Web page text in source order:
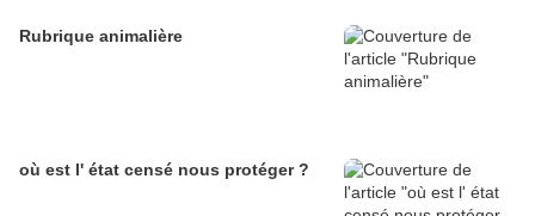
Rubrique animalière
où est l' état censé nous protéger ?